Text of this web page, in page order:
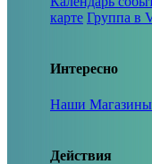
карте Группа в
Интересно
Наши Магазины
Действия